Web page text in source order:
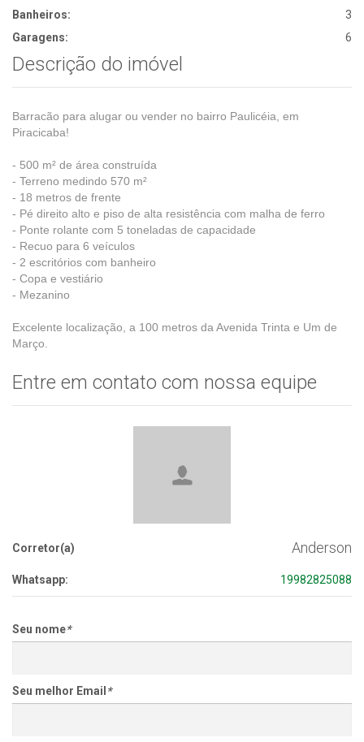
Banheiros:
3
Garagens:
6
Descrição do imóvel
Barracão para alugar ou vender no bairro Paulicéia, em
Piracicaba!
- 500 m² de área construída
- Terreno medindo 570 m²
- 18 metros de frente
- Pé direito alto e piso de alta resistência com malha de ferro
- Ponte rolante com 5 toneladas de capacidade
- Recuo para 6 veículos
- 2 escritórios com banheiro
- Copa e vestiário
- Mezanino
Excelente localização, a 100 metros da Avenida Trinta e Um de
Março.
Entre em contato com nossa equipe
Corretor(a) Anderson
Whatsapp: 19982825088
Seu nome*
Seu melhor Email *